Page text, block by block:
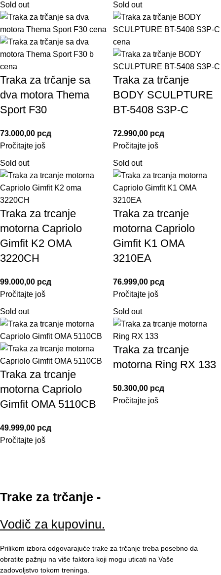
Sold out
Traka za trčanje sa
dva motora Thema
Sport F30
73.000,00 рсд
Pročitajte još
Sold out
Traka za trčanje
BODY SCULPTURE
BT-5408 S3P-C
72.990,00 рсд
Pročitajte još
Sold out
Traka za trcanje
motorna Capriolo
Gimfit K2 OMA
3220CH
99.000,00 рсд
Pročitajte još
Sold out
Traka za trcanje
motorna Capriolo
Gimfit K1 OMA
3210EA
76.999,00 рсд
Pročitajte još
Sold out
Traka za trcanje
motorna Capriolo
Gimfit OMA 5110CB
49.999,00 рсд
Pročitajte još
Sold out
Traka za trcanje
motorna Ring RX 133
50.300,00 рсд
Pročitajte još
Trake za trčanje -
Vodič za kupovinu.
Prilikom izbora odgovarajuće trake za trčanje treba posebno da
obratite pažnju na više faktora koji mogu uticati na Vaše
zadovoljstvo tokom treninga.